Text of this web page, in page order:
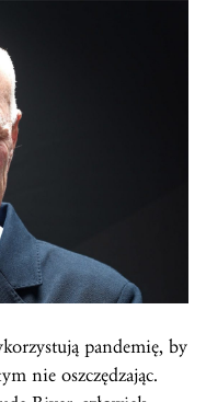
pandemię, by
nie oszczędzając.